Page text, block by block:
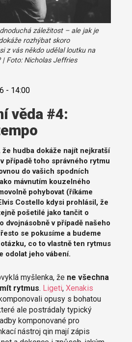
záležitost – ale jak je
rozhýbat skoro
z vás někdo udělal loutku na
Foto: Nicholas Jeffries
- 14:00
věda #4:
hudba dokáže najít nejkratší
případě toho správného rytmu
do vašich spodních
mávnutím kouzelného
pohybovat (říkáme
Costello kdysi prohlásil, že
pošetilé jako tančit o
dvojnásobně v případě našeho
se pokusíme a budeme
co to vlastně ten rytmus
odolat jeho vábení.
myšlenka, že ne všechna
rytmus. Ligeti, Xenakis
opusy s bohatou
ale postrádaly typický
komponované pro
nástroj qin mají zápis